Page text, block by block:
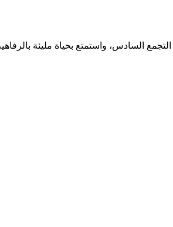
السادس، واستمتع بحياة مليئة